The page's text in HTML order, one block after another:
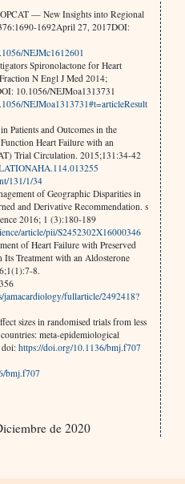
— New Insights into Regional
1692April 27, 2017DOI:
NEJMc1612601
Spironolactone for Heart
N Engl J Med 2014;
10.1056/NEJMoa1313731
NEJMoa1313731#t=articleResult
Patients and Outcomes in the
Heart Failure with an
Trial Circulation. 2015;131:34-42
131/1/34
of Geographic Disparities in
and Derivative Recommendation. s
2016; 1 (3):180-189
article/pii/S2452302X16000346
of Heart Failure with Preserved
Treatment with an Aldosterone
8.
jamacardiology/fullarticle/2492418?
sizes in randomised trials from less
meta-epidemiological
https://doi.org/10.1136/bmj.f707
bmj.f707
de 2020